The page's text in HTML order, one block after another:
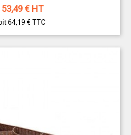
53,49€ HT
64,19 € TTC